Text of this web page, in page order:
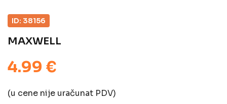
ID: 38156
MAXWELL
4.99 €
(u cene nije uračunat PDV)